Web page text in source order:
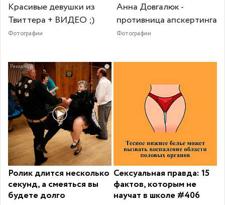
Красивые девушки из
Твиттера + ВИДЕО ;)
Фотографии
Анна Довгалюк -
противница апскертинга
Фотографии
i
Ролик длится несколько
секунд, а смеяться вы
будете долго
Сексуальная правда: 15
фактов, которым не
научат в школе #406